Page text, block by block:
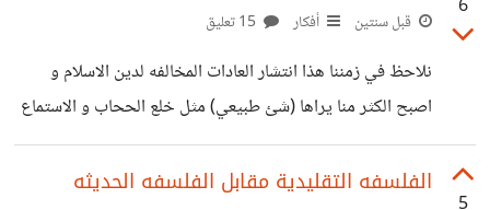
6
قبل سنتين أفكار
نلاحظ في زمننا هذا انتشار العادات المخالفه لدين الاسلام و
اصبح الكثر منا يراها (شئ طبيعي) مثل خلع الححاب و الاستماع
للأغاني و التفريط في الصلاه وعندما ارجع للاسباب اجد ان التأثر
بالغرب الذين يكتسحون مواقع التواصل الاجماعي و الانترنت من
الفلسفه التقليدية مقابل الفلسفه الحديثه